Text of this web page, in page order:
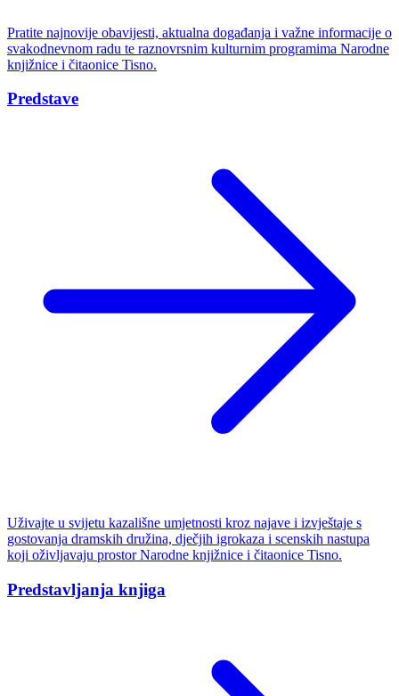
Pratite najnovije obavijesti, aktualna događanja i važne informacije o
svakodnevnom radu te raznovrsnim kulturnim programima Narodne
knjižnice i čitaonice Tisno.
Predstave
Uživajte u svijetu kazališne umjetnosti kroz najave i izvještaje s
gostovanja dramskih družina, dječjih igrokaza i scenskih nastupa
koji oživljavaju prostor Narodne knjižnice i čitaonice Tisno.
Predstavljanja knjiga